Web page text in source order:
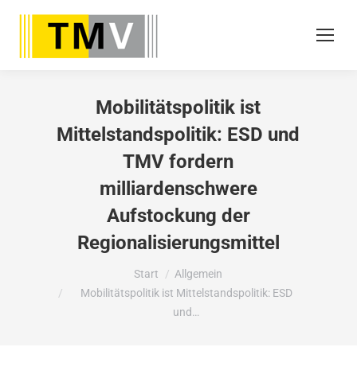
Mobilitätspolitik ist
Mittelstandspolitik: ESD und
TMV fordern
milliardenschwere
Aufstockung der
Regionalisierungsmittel
Sie befinden sich hier:
Start
Allgemein
Mobilitätspolitik ist Mittelstandspolitik: ESD
und…